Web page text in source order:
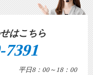
はこちら
7391
平日8：00～18：00